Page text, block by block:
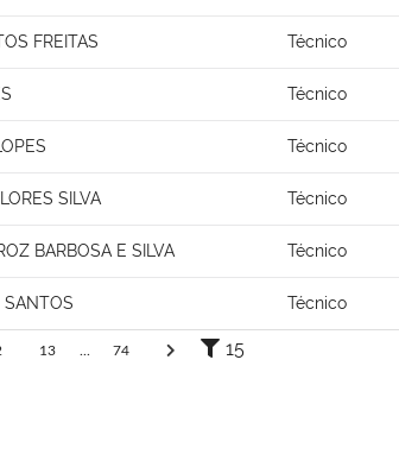
FREITAS Técnico
Técnico
Técnico
SILVA Técnico
BARBOSA E SILVA Técnico
SANTOS Técnico
13 74 15